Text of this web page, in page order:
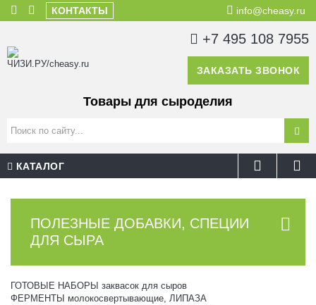
КОНТАКТЫ info@cheasy.ru
+7 495 108 7955
ЗАКАЗАТЬ ЗВОНОК
Товары для сыроделия
КАТАЛОГ
ПОЛЕЗНЫЕ ДОБАВКИ, СПЕЦИИ
ДЛЯ СЫРА
ГОТОВЫЕ НАБОРЫ заквасок для сыров
ФЕРМЕНТЫ молокосвертывающие, ЛИПАЗА